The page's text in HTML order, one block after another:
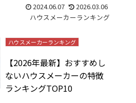
2024.06.07
2026.03.06
ハウスメーカーランキング
ハウスメーカーランキング
【2026年最新】おすすめし
ないハウスメーカーの特徴
ランキングTOP10